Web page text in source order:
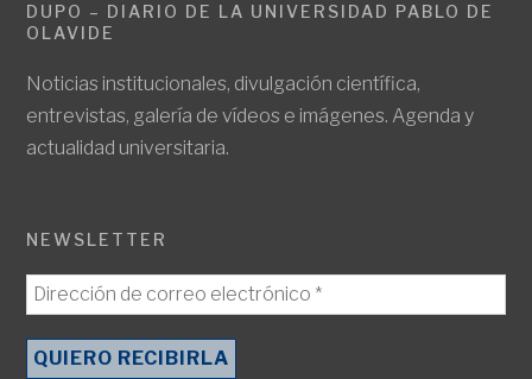
DUPO – DIARIO DE LA UNIVERSIDAD PABLO DE
OLAVIDE
Noticias institucionales, divulgación científica,
entrevistas, galería de vídeos e imágenes. Agenda y
actualidad universitaria.
NEWSLETTER